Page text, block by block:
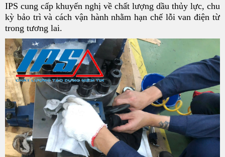
IPS cung cấp khuyến nghị về chất lượng dầu thủy lực, chu
kỳ bảo trì và cách vận hành nhằm hạn chế lỗi van điện từ
trong tương lai.